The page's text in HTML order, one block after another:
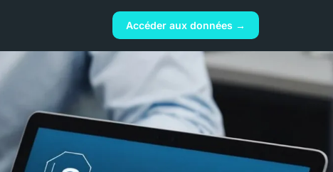
Accéder aux données →